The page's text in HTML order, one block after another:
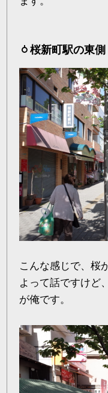
桜新町駅の東側
こんな感じで、桜
よって話ですけど
が俺です。